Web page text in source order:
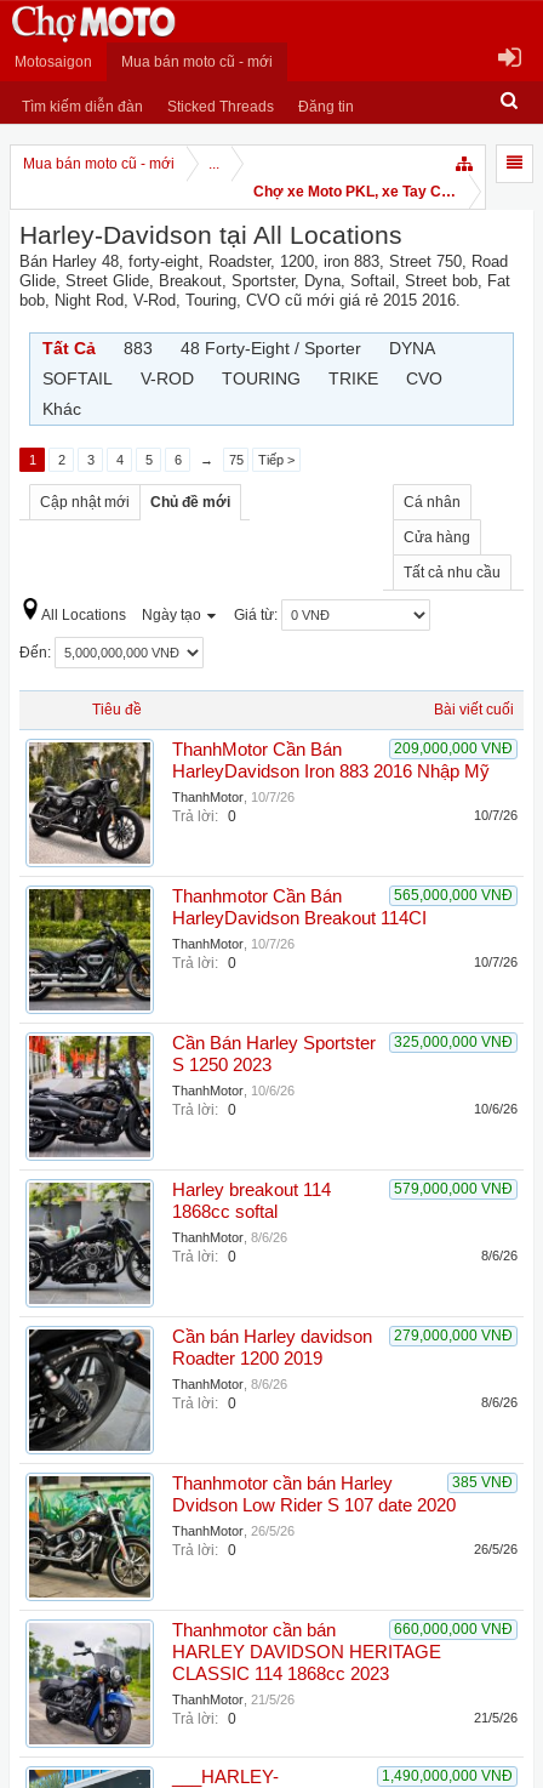
Motosaigon Mua bán moto cũ - mới
Tìm kiếm diễn đàn Sticked Threads Đăng tin
Mua bán moto cũ - mới
...
Chợ xe Moto PKL, xe Tay Côn
Harley-Davidson tại All Locations
Bán Harley 48, forty-eight, Roadster, 1200, iron 883, Street 750, Road
Glide, Street Glide, Breakout, Sportster, Dyna, Softail, Street bob, Fat
bob, Night Rod, V-Rod, Touring, CVO cũ mới giá rẻ 2015 2016.
Tất Cả 883 48 Forty-Eight / Sporter
DYNA
SOFTAIL
V-ROD TOURING TRIKE
CVO
Khác
1 2 3 4 5 6 → 75 Tiếp >
Cập nhật mới Chủ đề mới Cá nhân
Cửa hàng
Tất cả nhu cầu
All Locations Ngày tạo Giá từ:
Đến:
Tiêu đề Bài viết cuối
209,000,000 VNĐ
ThanhMotor Cần Bán
HarleyDavidson Iron 883 2016 Nhập Mỹ
ThanhMotor 10/7/26
Trả lời: 0 10/7/26
565,000,000 VNĐ
Thanhmotor Cần Bán
HarleyDavidson Breakout 114CI
ThanhMotor 10/7/26
Trả lời: 0 10/7/26
325,000,000 VNĐ
Cần Bán Harley Sportster
S 1250 2023
ThanhMotor 10/6/26
Trả lời: 0 10/6/26
579,000,000 VNĐ
Harley breakout 114
1868cc softal
ThanhMotor 8/6/26
Trả lời: 0 8/6/26
279,000,000 VNĐ
Cần bán Harley davidson
Roadter 1200 2019
ThanhMotor 8/6/26
Trả lời: 0 8/6/26
385 VNĐ
Thanhmotor cần bán Harley
Dvidson Low Rider S 107 date 2020
ThanhMotor 26/5/26
Trả lời: 0 26/5/26
660,000,000 VNĐ
Thanhmotor cần bán
HARLEY DAVIDSON HERITAGE
CLASSIC 114 1868cc 2023
ThanhMotor 21/5/26
Trả lời: 0 21/5/26
1,490,000,000 VNĐ
___HARLEY-